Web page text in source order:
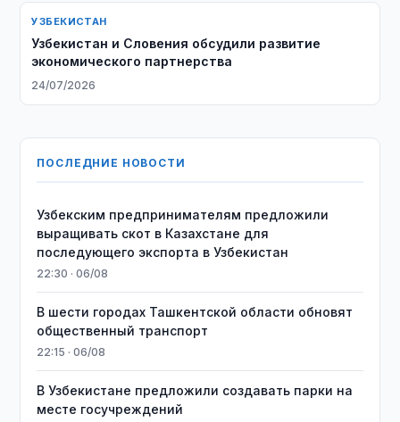
УЗБЕКИСТАН
Узбекистан и Словения обсудили развитие
экономического партнерства
24/07/2026
ПОСЛЕДНИЕ НОВОСТИ
Узбекским предпринимателям предложили
выращивать скот в Казахстане для
последующего экспорта в Узбекистан
22:30 · 06/08
В шести городах Ташкентской области обновят
общественный транспорт
22:15 · 06/08
В Узбекистане предложили создавать парки на
месте госучреждений